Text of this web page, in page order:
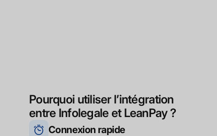
Pourquoi utiliser l’intégration
entre Infolegale et LeanPay ?
Connexion rapide